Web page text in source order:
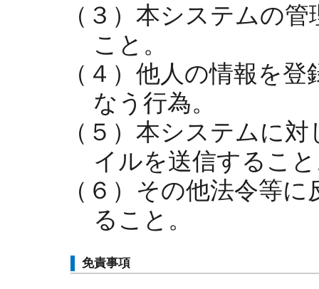
（３）本システムの
こと。
（４）他人の情報を
なう行為。
（５）本システムに
イルを送信するこ
（６）その他法令等
ること。
免責事項